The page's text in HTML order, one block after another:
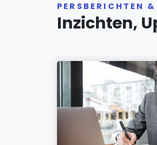
PERSBERICHTEN
Inzichten,